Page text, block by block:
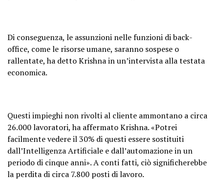
Di conseguenza, le assunzioni nelle funzioni di back-
office, come le risorse umane, saranno sospese o
rallentate, ha detto Krishna in un’intervista alla testata
economica.
Questi impieghi non rivolti al cliente ammontano a circa
26.000 lavoratori, ha affermato Krishna. «Potrei
facilmente vedere il 30% di questi essere sostituiti
dall’Intelligenza Artificiale e dall’automazione in un
periodo di cinque anni». A conti fatti, ciò significherebbe
la perdita di circa 7.800 posti di lavoro.